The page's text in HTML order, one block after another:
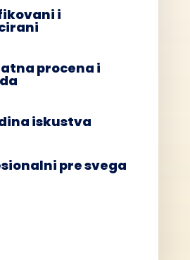
i
procena i
iskustva
pre svega